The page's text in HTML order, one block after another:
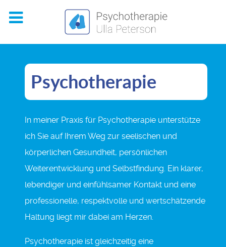
Psychotherapie
In meiner Praxis für Psychotherapie unterstütze
ich Sie auf Ihrem Weg zur seelischen und
körperlichen Gesundheit, persönlichen
Weiterentwicklung und Selbstfindung. Ein klarer,
lebendiger und einfühlsamer Kontakt und eine
professionelle, respektvolle und wertschätzende
Haltung liegt mir dabei am Herzen.
Psychotherapie ist gleichzeitig eine